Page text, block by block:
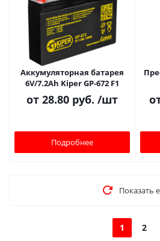
Аккумуляторная батарея
6V/7.2Ah Kiper GP-672 F1
от 28.80 руб. /шт
Подробнее
Показать
1 2